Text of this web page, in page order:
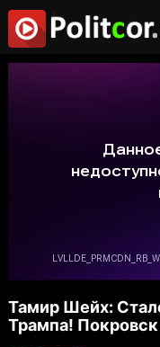
Тамир Шейх:
Трампа!